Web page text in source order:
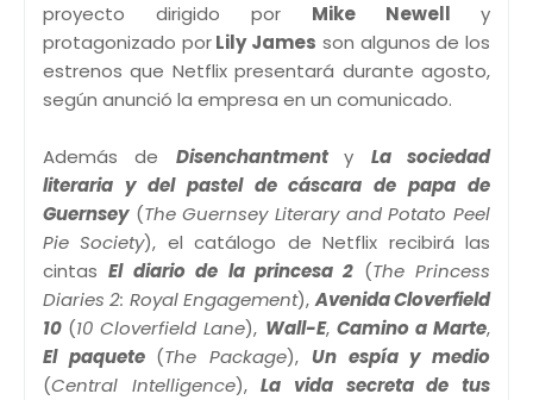
proyecto dirigido por Mike Newell y
protagonizado porLily James son algunos de los
estrenos que Netflix presentará durante agosto,
según anunció la empresa en un comunicado.
Además de Disenchantmenty La sociedad
literaria y del pastel de cáscara de papa de
Guernsey(The Guernsey Literary and Potato Peel
Pie Society), el catálogo de Netflix recibirá las
cintasEl diario de la princesa 2 (The Princess
Diaries 2: Royal Engagement),Avenida Cloverfield
10 (10 Cloverfield Lane), Wall-E, Camino a Marte,
El paquete (The Package), Un espía y medio
(Central Intelligence),La vida secreta de tus